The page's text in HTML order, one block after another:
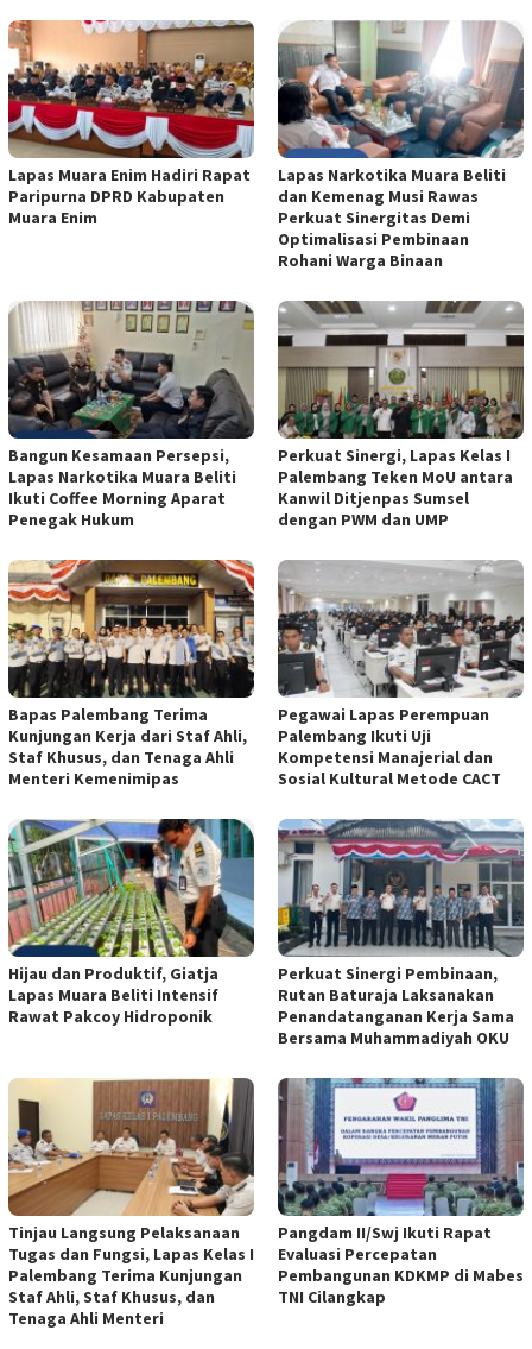
Lapas Muara Enim Hadiri Rapat
Paripurna DPRD Kabupaten
Muara Enim
Lapas Narkotika Muara Beliti
dan Kemenag Musi Rawas
Perkuat Sinergitas Demi
Optimalisasi Pembinaan
Rohani Warga Binaan
Bangun Kesamaan Persepsi,
Lapas Narkotika Muara Beliti
Ikuti Coffee Morning Aparat
Penegak Hukum
Perkuat Sinergi, Lapas Kelas I
Palembang Teken MoU antara
Kanwil Ditjenpas Sumsel
dengan PWM dan UMP
Bapas Palembang Terima
Kunjungan Kerja dari Staf Ahli,
Staf Khusus, dan Tenaga Ahli
Menteri Kemenimipas
Pegawai Lapas Perempuan
Palembang Ikuti Uji
Kompetensi Manajerial dan
Sosial Kultural Metode CACT
Hijau dan Produktif, Giatja
Lapas Muara Beliti Intensif
Rawat Pakcoy Hidroponik
Perkuat Sinergi Pembinaan,
Rutan Baturaja Laksanakan
Penandatanganan Kerja Sama
Bersama Muhammadiyah OKU
Tinjau Langsung Pelaksanaan
Tugas dan Fungsi, Lapas Kelas I
Palembang Terima Kunjungan
Staf Ahli, Staf Khusus, dan
Tenaga Ahli Menteri
Pangdam II/Swj Ikuti Rapat
Evaluasi Percepatan
Pembangunan KDKMP di Mabes
TNI Cilangkap